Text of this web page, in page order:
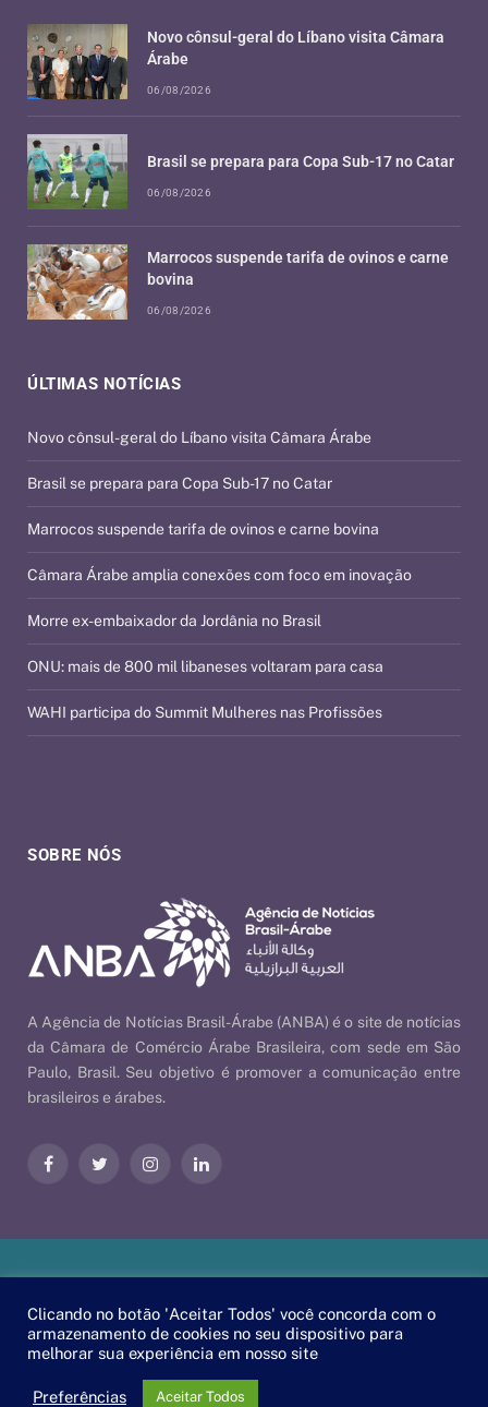
SOBRE NÓS
A Agência de Notícias Brasil-Árabe (ANBA) é o site de notícias
da Câmara de Comércio Árabe Brasileira, com sede em São
Paulo, Brasil. Seu objetivo é promover a comunicação entre
brasileiros e árabes.
FacebookTwitter InstagramLinkedIn
ÚLTIMAS NOTÍCIAS
Novo cônsul-geral do Líbano visita Câmara Árabe
Brasil se prepara para Copa Sub-17 no Catar
Marrocos suspende tarifa de ovinos e carne bovina
Câmara Árabe amplia conexões com foco em inovação
Morre ex-embaixador da Jordânia no Brasil
ONU: mais de 800 mil libaneses voltaram para casa
WAHI participa do Summit Mulheres nas Profissões
Novo cônsul-geral do Líbano visita Câmara
Árabe
06/08/2026
Brasil se prepara para Copa Sub-17 no Catar
06/08/2026
Marrocos suspende tarifa de ovinos e carne
bovina
06/08/2026
Árabe | ByEscaEsco.
Clicando no botão 'Aceitar Todos' você concorda com o
armazenamento de cookies no seu dispositivo para
melhorar sua experiência em nosso site
Preferências Aceitar Todos
PT EN